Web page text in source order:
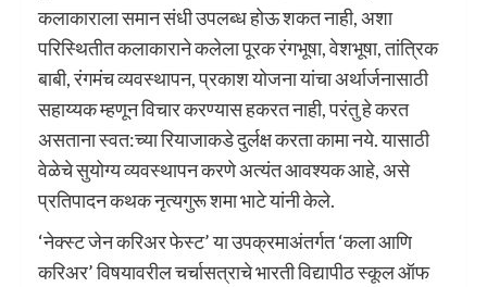
कलाकाराला समान संधी उपलब्ध होऊ शकत नाही, अशा
परिस्थितीत कलाकाराने कलेला पूरक रंगभूषा, वेशभूषा, तांत्रिक
बाबी, रंगमंच व्यवस्थापन, प्रकाश योजना यांचा अर्थार्जनासाठी
सहाय्यक म्हणून विचार करण्यास हकरत नाही, परंतु हे करत
असताना स्वत:च्या रियाजाकडे दुर्लक्ष करता कामा नये. यासाठी
वेळेचे सुयोग्य व्यवस्थापन करणे अत्यंत आवश्यक आहे, असे
प्रतिपादन कथक नृत्यगुरू शमा भाटे यांनी केले.
‌‘नेक्स्ट जेन करिअर फेस्ट‌’ या उपक्रमाअंतर्गत ‌‘कला आणि
करिअर‌’ विषयावरील चर्चासत्राचे भारती विद्यापीठ स्कूल ऑफ